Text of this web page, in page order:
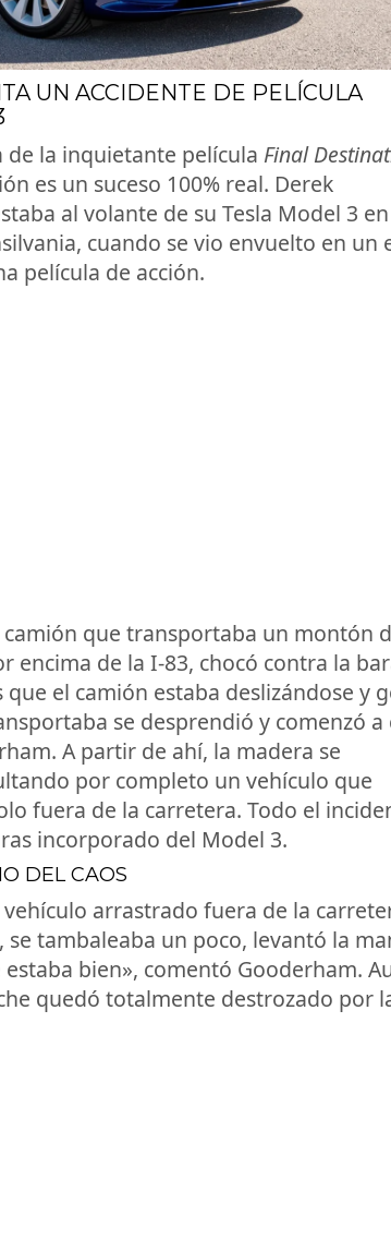
UN ACCIDENTE DE PELÍCULA
de la inquietante película Final
es un suceso 100% real. Derek
al volante de su Tesla Model 3
cuando se vio envuelto en un
película de acción.
que transportaba un montón
encima de la I-83, chocó contra la
el camión estaba deslizándose y
se desprendió y comenzó a
A partir de ahí, la madera se
por completo un vehículo que
fuera de la carretera. Todo el
incorporado del Model 3.
DEL CAOS
arrastrado fuera de la
se tambaleaba un poco, levantó la
bien», comentó Gooderham.
quedó totalmente destrozado por